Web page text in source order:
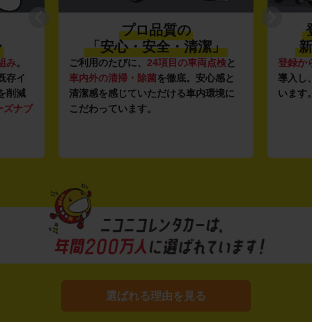
み。
存イ
削減
ズナブ
プロ品質の
「安心・安全・清潔」
ご利用のたびに、 24項目の車両点検と
車内外の清掃・除菌を徹底。安心感と
清潔感を感じていただける車内環境に
こだわっています。
登録か
導入し
います
選ばれる理由を見る